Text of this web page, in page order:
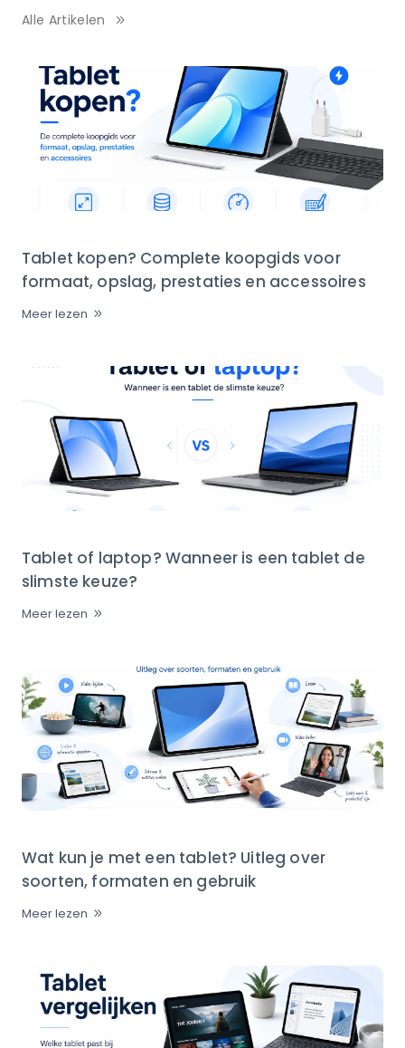
Alle Artikelen
Tablet kopen? Complete koopgids voor
formaat, opslag, prestaties en accessoires
Meer lezen
Tablet of laptop? Wanneer is een tablet de
slimste keuze?
Meer lezen
Wat kun je met een tablet? Uitleg over
soorten, formaten en gebruik
Meer lezen